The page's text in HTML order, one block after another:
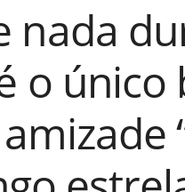
nada
o